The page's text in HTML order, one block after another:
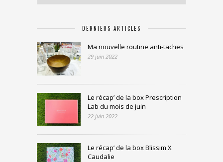
DERNIERS ARTICLES
Ma nouvelle routine anti-taches
29 juin 2022
Le récap’ de la box Prescription
Lab du mois de juin
22 juin 2022
Le récap’ de la box Blissim X
Caudalie